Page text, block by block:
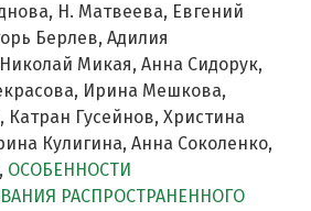
Н. Матвеева, Евгений
Берлев, Адилия
Микая, Анна Сидорук,
Ирина Мешкова,
Катран Гусейнов, Христина
Кулигина, Анна Соколенко,
ОСОБЕННОСТИ
РАСПРОСТРАНЕННОГО